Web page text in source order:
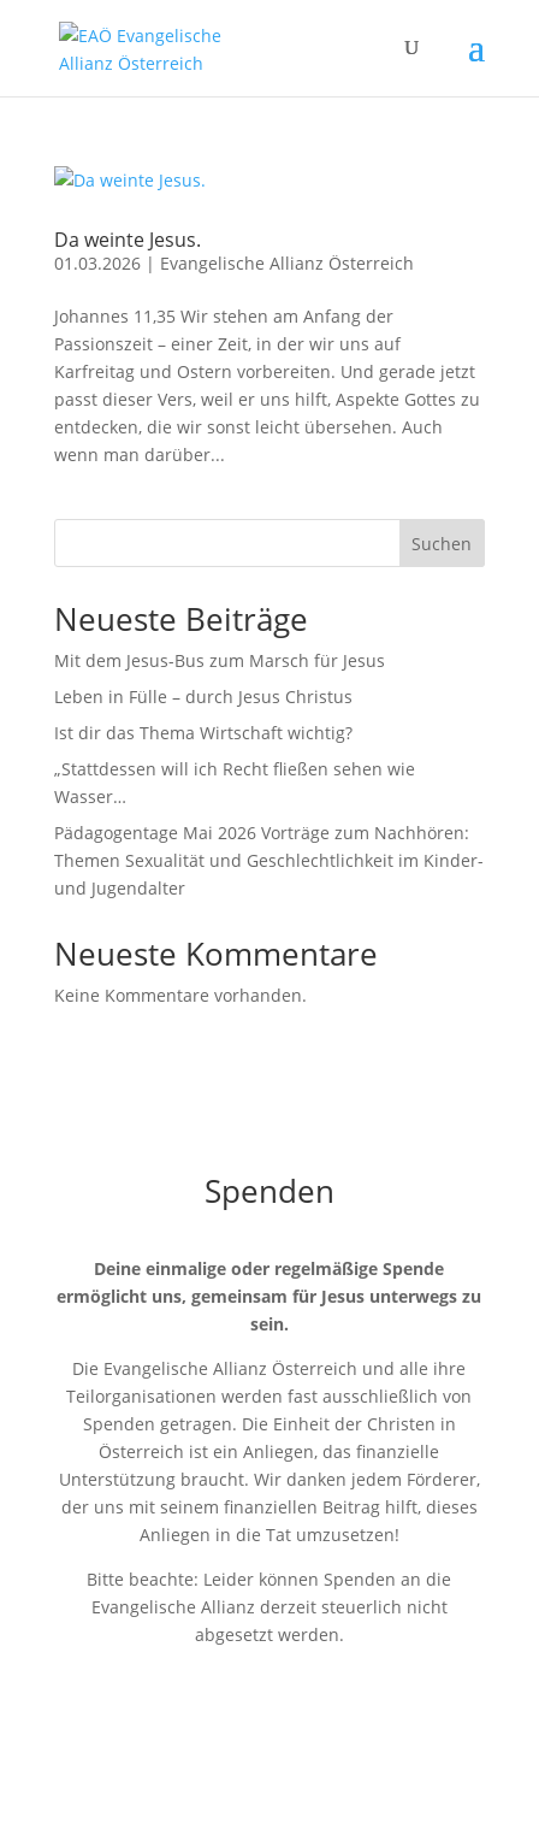
Da weinte Jesus.
01.03.2026| Evangelische Allianz Österreich
Johannes 11,35 Wir stehen am Anfang der
Passionszeit – einer Zeit, in der wir uns auf
Karfreitag und Ostern vorbereiten. Und gerade jetzt
passt dieser Vers, weil er uns hilft, Aspekte Gottes zu
entdecken, die wir sonst leicht übersehen. Auch
wenn man darüber...
Suchen
Neueste Beiträge
Mit dem Jesus-Bus zum Marsch für Jesus
Leben in Fülle – durch Jesus Christus
Ist dir das Thema Wirtschaft wichtig?
„Stattdessen will ich Recht fließen sehen wie
Wasser…
Pädagogentage Mai 2026 Vorträge zum Nachhören:
Themen Sexualität und Geschlechtlichkeit im Kinder-
und Jugendalter
Neueste Kommentare
Keine Kommentare vorhanden.
Spenden
Deine einmalige oder regelmäßige Spende
ermöglicht uns, gemeinsam für Jesus unterwegs zu
sein.
Die Evangelische Allianz Österreich und alle ihre
Teilorganisationen werden fast ausschließlich von
Spenden getragen. Die Einheit der Christen in
Österreich ist ein Anliegen, das finanzielle
Unterstützung braucht. Wir danken jedem Förderer,
der uns mit seinem finanziellen Beitrag hilft, dieses
Anliegen in die Tat umzusetzen!
Bitte beachte: Leider können Spenden an die
Evangelische Allianz derzeit steuerlich nicht
abgesetzt werden.